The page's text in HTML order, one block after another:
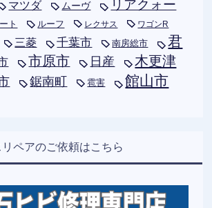
マツダ ムーヴ
リアクォー
ト ルーフ レクサス ワゴンR
三菱 千葉市 南房総市
君
市原市 日産
木更津
鋸南町 雹害 館山市
ペアのご依頼はこちら